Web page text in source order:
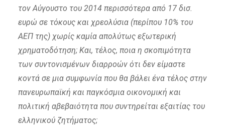
τον Αύγουστο του 2014 περισσότερα από 17 δισ.
ευρώ σε τόκους και χρεολύσια (περίπου 10% του
ΑΕΠ της) χωρίς καμία απολύτως εξωτερική
χρηματοδότηση; Και, τέλος, ποια η σκοπιμότητα
των συντονισμένων διαρροών ότι δεν είμαστε
κοντά σε μια συμφωνία που θα βάλει ένα τέλος στην
πανευρωπαϊκή και παγκόσμια οικονομική και
πολιτική αβεβαιότητα που συντηρείται εξαιτίας του
ελληνικού ζητήματος;